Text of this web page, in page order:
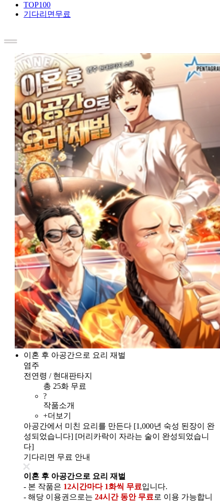
TOP100
기다리면무료
이혼 후 아공간으로 요리 재벌
염주
전연령 / 현대판타지
총 25화 무료
?
작품소개
+더보기
아공간에서 미친 요리를 만든다 [1,000년 숙성 된장이 완
성되었습니다] [머리카락이 자라는 술이 완성되었습니
다]
기다리면 무료 안내
이혼 후 아공간으로 요리 재벌
- 본 작품은 12시간마다 1화씩 무료입니다.
- 해당 이용권으로는 24시간 동안 무료 로 이용 가능합니